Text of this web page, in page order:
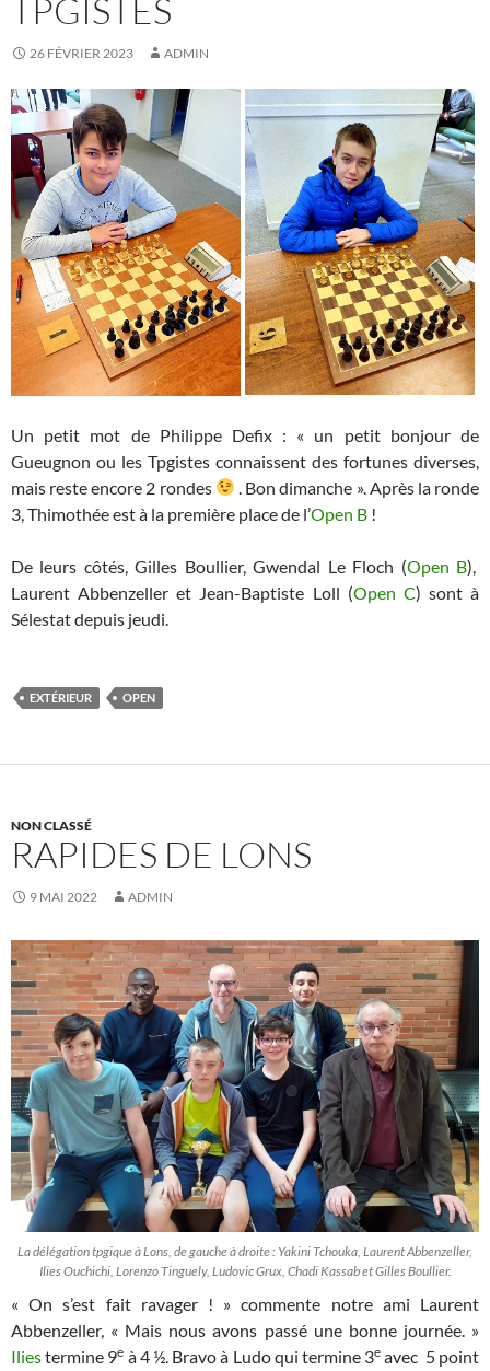
TPGISTES
26 FÉVRIER 2023 ADMIN
Un petit mot de Philippe Defix : « un petit bonjour de
Gueugnon ou les Tpgistes connaissent des fortunes diverses,
mais reste encore 2 rondes
. Bon dimanche ». Après la ronde
3, Thimothée est à la première place de l’Open B !
De leurs côtés, Gilles Boullier, Gwendal Le Floch (Open B),
Laurent Abbenzeller et Jean-Baptiste Loll (Open C) sont à
Sélestat depuis jeudi.
EXTÉRIEUR OPEN
NON CLASSÉ
RAPIDES DE LONS
9 MAI 2022 ADMIN
La délégation tpgique à Lons, de gauche à droite : Yakini Tchouka, Laurent Abbenzeller,
Ilies Ouchichi, Lorenzo Tinguely, Ludovic Grux, Chadi Kassab et Gilles Boullier.
« On s’est fait ravager ! » commente notre ami Laurent
Abbenzeller, « Mais nous avons passé une bonne journée. »
Iliestermine 9e à 4 ½. Bravo à Ludo qui termine 3e avec 5 point